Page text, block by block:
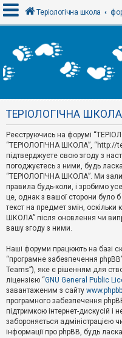
х
і
Р
є
с
т
р
а
ц
я
Т
м
и
б
е
з
в
і
д
п
о
в
Теріологічна школа
ТЕРІОЛОГІЧНА ШКОЛА
Реєструючись на форумі
“ТЕРІОЛОГІЧНА ШКОЛА”, “http://
підтверджуєте свою згоду з
погоджуєтесь з ними, будь
“ТЕРІОЛОГІЧНА ШКОЛА”. Ми
правила будь-коли, і зробимо
це, однак з вашої сторони було
текст на предмет змін,
ШКОЛА” після оновлення чи
вашу згоду з ними.
Наші форуми працюють на базі
“програмне забезпечення
Teams”), яке є рішенням для
ліцензією “GNU General Public
завантаженим з сайту
програмного забезпечення
підтримкою інтернет-дискусій
забороняється адміністрацією
інформації про phpBB, будь